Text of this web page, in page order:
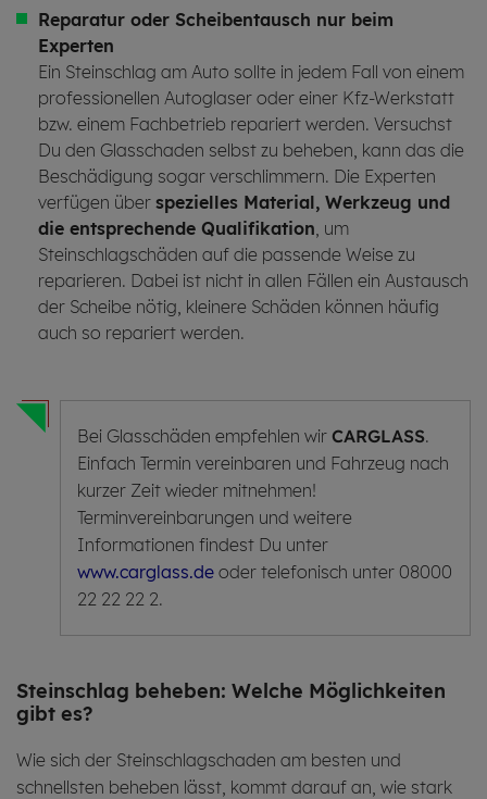
Reparatur oder Scheibentausch nur beim
Experten
Ein Steinschlag am Auto sollte in jedem Fall von einem
professionellen Autoglaser oder einer Kfz-Werkstatt
bzw. einem Fachbetrieb repariert werden. Versuchst
Du den Glasschaden selbst zu beheben, kann das die
Beschädigung sogar verschlimmern. Die Experten
verfügen über spezielles Material, Werkzeug und
die entsprechende Qualifikation , um
Steinschlagschäden auf die passende Weise zu
reparieren. Dabei ist nicht in allen Fällen ein Austausch
der Scheibe nötig, kleinere Schäden können häufig
auch so repariert werden.
Bei Glasschäden empfehlen wir CARGLASS.
Einfach Termin vereinbaren und Fahrzeug nach
kurzer Zeit wieder mitnehmen!
Terminvereinbarungen und weitere
Informationen findest Du unter
www.carglass.de oder telefonisch unter 08000
22 22 22 2.
Stein­schlag be­he­ben: Wel­che Möglich­keiten
gibt es?
Wie sich der Steinschlagschaden am besten und
schnellsten beheben lässt, kommt darauf an, wie stark